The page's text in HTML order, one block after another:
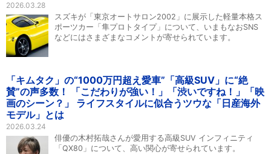
2026.03.28
スズキが「東京オートサロン2002」に展示した軽量本格ス
ポーツカー「隼プロトタイプ」について、いまもなおSNS
などにはさまざまなコメントが寄せられています。
「キムタク」の“1000万円超え愛車”「高級SUV」に“絶
賛”の声多数！ 「こだわりが強い！」「渋いですね！」「映
画のシーン？」 ライフスタイルに似合うツウな「日産海外
モデル」とは
2026.03.24
俳優の木村拓哉さんが愛用する高級SUV インフィニティ
「QX80」について、高い関心が寄せられています。